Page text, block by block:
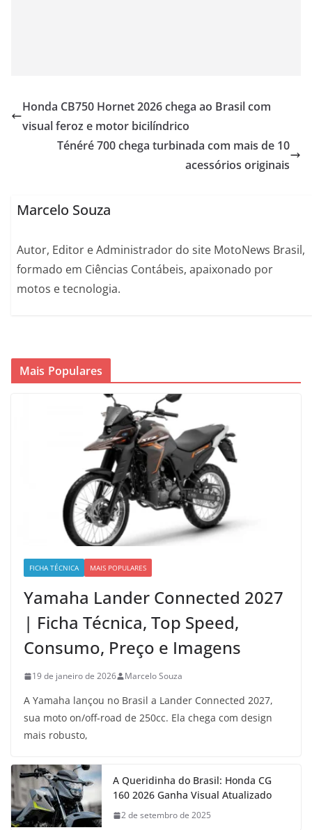
Honda CB750 Hornet 2026 chega ao Brasil com
visual feroz e motor bicilíndrico
Ténéré 700 chega turbinada com mais de 10
acessórios originais
Marcelo Souza
Autor, Editor e Administrador do site MotoNews Brasil,
formado em Ciências Contábeis, apaixonado por
motos e tecnologia.
Mais Populares
FICHA TÉCNICA MAIS POPULARES
Yamaha Lander Connected 2027
| Ficha Técnica, Top Speed,
Consumo, Preço e Imagens
19 de janeiro de 2026 Marcelo Souza
A Yamaha lançou no Brasil a Lander Connected 2027,
sua moto on/off-road de 250cc. Ela chega com design
mais robusto,
A Queridinha do Brasil: Honda CG
160 2026 Ganha Visual Atualizado
2 de setembro de 2025